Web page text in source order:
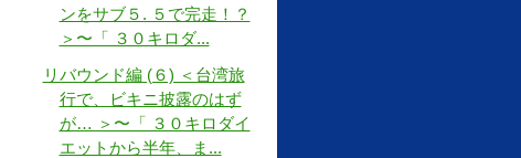
ンをサブ５. ５で完走！？
＞〜「 ３０キロダ...
リバウンド編 (６) ＜台湾旅
行で、ビキニ披露のはず
が… ＞〜「 ３０キロダイ
エットから半年、ま...